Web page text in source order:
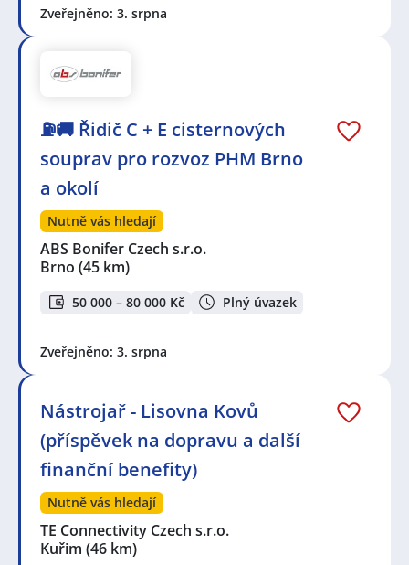
Zveřejněno: 3. srpna
⛽🚚 Řidič C + E cisternových
souprav pro rozvoz PHM Brno
a okolí
Nutně vás hledají
ABS Bonifer Czech s.r.o.
Brno (45 km)
50 000 – 80 000 Kč Plný úvazek
Zveřejněno: 3. srpna
Nástrojař - Lisovna Kovů
(příspěvek na dopravu a další
finanční benefity)
Nutně vás hledají
TE Connectivity Czech s.r.o.
Kuřim (46 km)